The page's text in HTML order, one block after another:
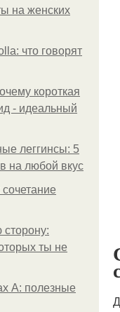
на женских
что говорят
короткая
- идеальный
леггинсы: 5
на любой вкус
ты не
А: полезные